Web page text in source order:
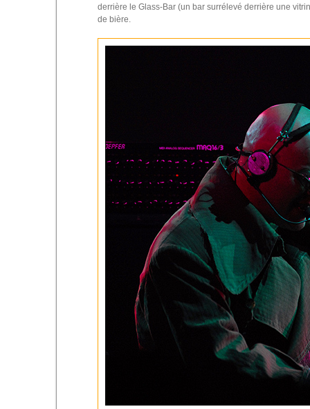
derrière le Glass-Bar (un bar surrélevé derrière une
de bière.